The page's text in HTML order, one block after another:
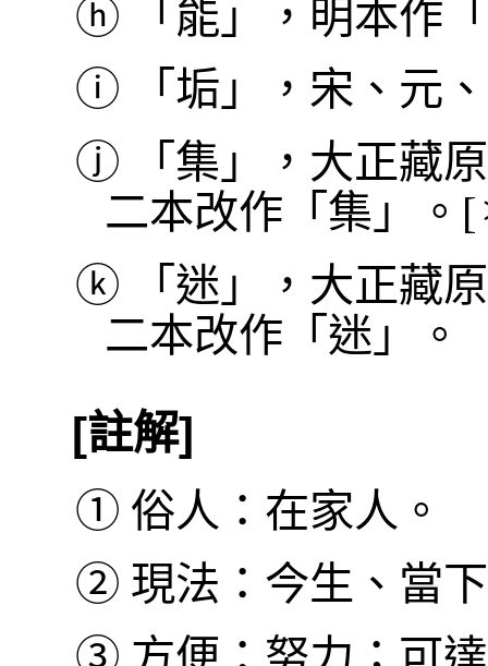
ⓗ
「能」，明本作
ⓘ
「垢」，宋、元
ⓙ
「集」，大正藏
二本改作「集」。
ⓚ
「迷」，大正藏
二本改作「迷」。
[註解]
① 俗人：在家人。
② 現法：今生、當